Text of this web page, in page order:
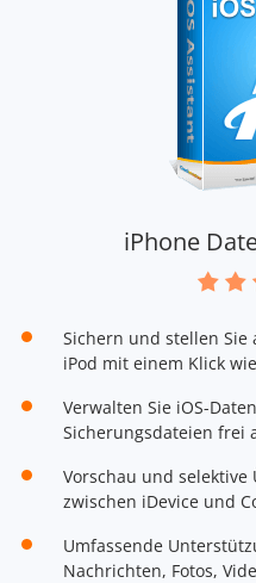
iPhone
Sichern und stellen Sie
iPod mit einem Klick
Verwalten Sie iOS-
Sicherungsdateien frei
Vorschau und
zwischen iDevice und
Umfassende
Nachrichten, Fotos,